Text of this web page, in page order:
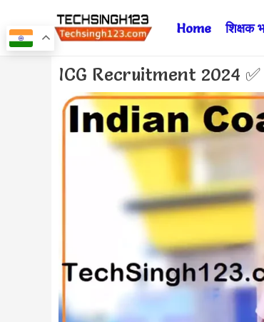
to
Home शिक्षक
ICG Recruitment 2024 ✅
Post
navigation